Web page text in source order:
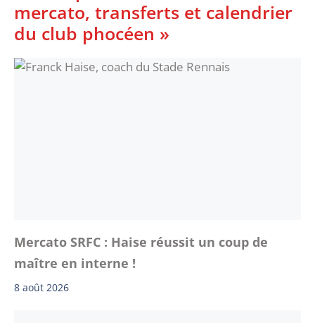
mercato, transferts et calendrier
du club phocéen »
Mercato SRFC : Haise réussit un coup de
maître en interne !
8 août 2026